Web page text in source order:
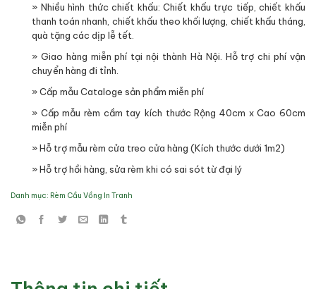
» Nhiều hình thức chiết khấu: Chiết khấu trực tiếp, chiết khấu
thanh toán nhanh, chiết khấu theo khối lượng, chiết khấu tháng,
quà tặng các dịp lễ tết.
» Giao hàng miễn phí tại nội thành Hà Nội. Hỗ trợ chi phí vận
chuyển hàng đi tỉnh.
» Cấp mẫu Cataloge sản phẩm miễn phí
» Cấp mẫu rèm cầm tay kích thước Rộng 40cm x Cao 60cm
miễn phí
» Hỗ trợ mẫu rèm cửa treo cửa hàng (Kích thước dưới 1m2)
» Hỗ trợ hồi hàng, sửa rèm khi có sai sót từ đại lý
Danh mục: Rèm Cầu Vồng In Tranh